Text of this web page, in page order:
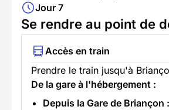
Jour 7
Se rendre au point de
Accès en train
Prendre le train jusqu'à
De la gare à l'hébergement :
Depuis la Gare de Briançon :